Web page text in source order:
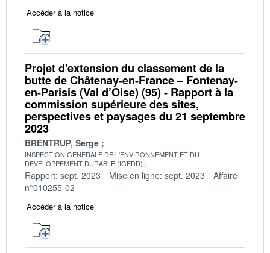
Accéder à la notice
Projet d'extension du classement de la
butte de Châtenay-en-France – Fontenay-
en-Parisis (Val d’Oise) (95) - Rapport à la
commission supérieure des sites,
perspectives et paysages du 21 septembre
2023
BRENTRUP, Serge
INSPECTION GENERALE DE L'ENVIRONNEMENT ET DU
DEVELOPPEMENT DURABLE (IGEDD)
Rapport: sept. 2023 Mise en ligne: sept. 2023
Affaire
n°010255-02
Accéder à la notice